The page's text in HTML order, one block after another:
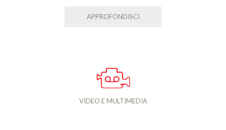
APPROFONDISCI
VIDEO E MULTIMEDIA